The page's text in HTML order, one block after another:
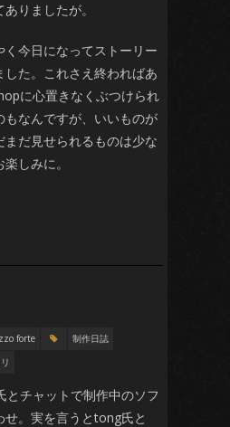
りましたが。
今日になってストーリー
た。これさえ終わればあ
に心置きなくぶつけられ
もなんですが、いいものが
まだ見せられるものは少な
しみに。
forte
制作日誌
チャットで制作中のソフ
せ。実を言うとtong氏と